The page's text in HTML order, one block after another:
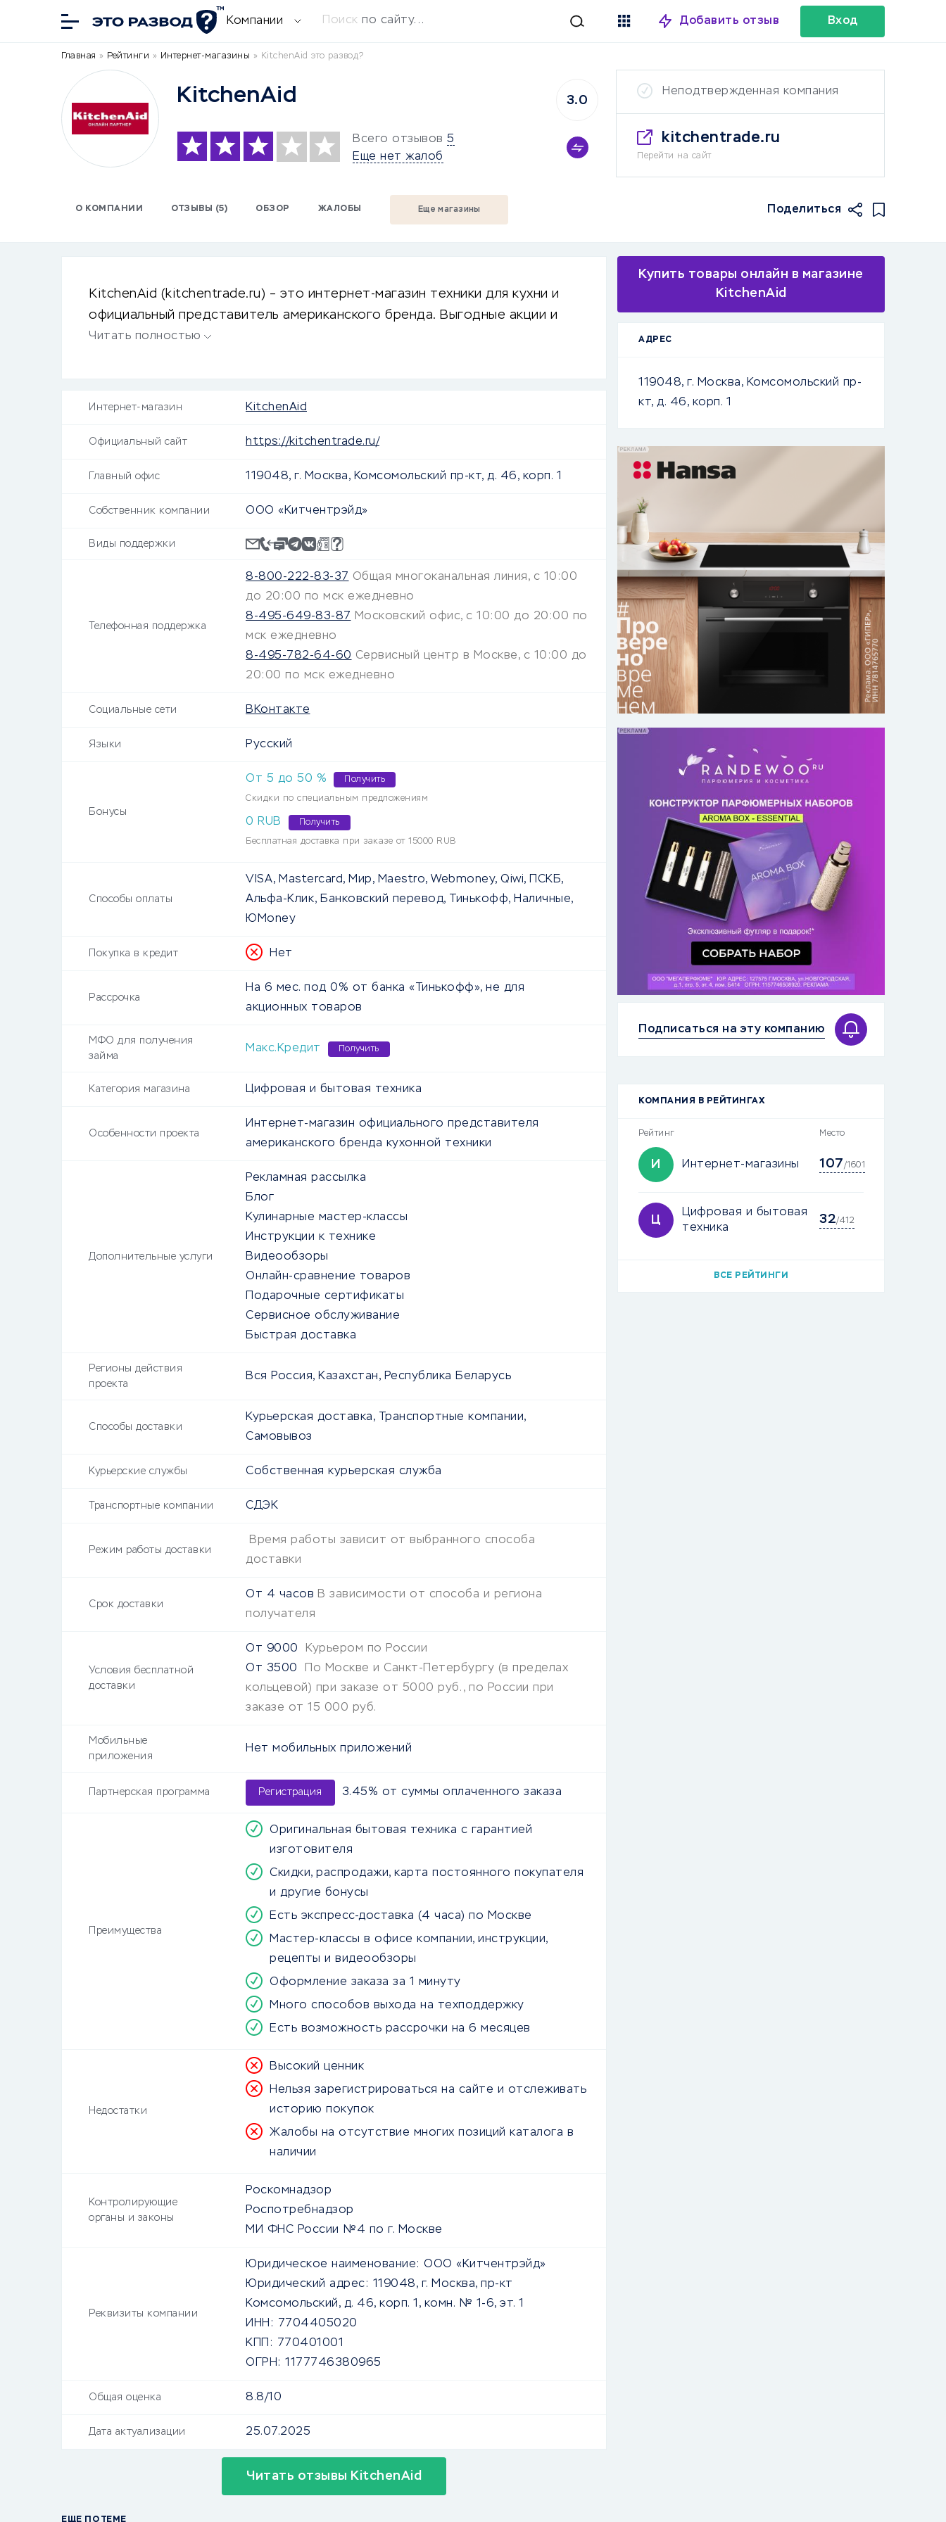
Компании Поиск по сайту... Добавить отзыв Вход
Главная » Рейтинги » Интернет-магазины » KitchenAid это развод?
KitchenAid
Всего отзывов 5
Еще нет жалоб
3.0
Неподтвержденная компания
kitchentrade.ru
Перейти на сайт
О КОМПАНИИ ОТЗЫВЫ (5) ОБЗОР ЖАЛОБЫ Еще магазины Поделиться
KitchenAid (kitchentrade.ru) – это интернет-магазин техники для кухни и
официальный представитель американского бренда. Выгодные акции и
большие скидки!
Читать полностью
Интернет-магазин KitchenAid
Официальный сайт https://kitchentrade.ru/
Главный офис 119048, г. Москва, Комсомольский пр-кт, д. 46, корп. 1
Собственник компании ООО «Китчентрэйд»
Виды поддержки
Телефонная поддержка
8-800-222-83-37 Общая многоканальная линия, с 10:00
до 20:00 по мск ежедневно
8-495-649-83-87 Московский офис, с 10:00 до 20:00 по
мск ежедневно
8-495-782-64-60 Сервисный центр в Москве, с 10:00 до
20:00 по мск ежедневно
Социальные сети ВКонтакте
Языки Русский
Бонусы
От 5 до 50 % Получить
Скидки по специальным предложениям
0 RUB Получить
Бесплатная доставка при заказе от 15000 RUB
Способы оплаты
VISA, Mastercard, Мир, Maestro, Webmoney, Qiwi, ПСКБ,
Альфа-Клик, Банковский перевод, Тинькофф, Наличные,
ЮMoney
Покупка в кредит Нет
Рассрочка
На 6 мес. под 0% от банка «Тинькофф», не для
акционных товаров
МФО для получения
займа
Макс.Кредит Получить
Категория магазина Цифровая и бытовая техника
Особенности проекта
Интернет-магазин официального представителя
американского бренда кухонной техники
Дополнительные услуги
Рекламная рассылка
Блог
Кулинарные мастер-классы
Инструкции к технике
Видеообзоры
Онлайн-сравнение товаров
Подарочные сертификаты
Сервисное обслуживание
Быстрая доставка
Регионы действия
проекта
Вся Россия, Казахстан, Республика Беларусь
Способы доставки
Курьерская доставка, Транспортные компании,
Самовывоз
Курьерские службы Собственная курьерская служба
Транспортные компании СДЭК
Режим работы доставки
Время работы зависит от выбранного способа
доставки
Срок доставки
От 4 часов В зависимости от способа и региона
получателя
Условия бесплатной
доставки
От 9000
Курьером по России
От 3500
По Москве и Санкт-Петербургу (в пределах
кольцевой) при заказе от 5000 руб., по России при
заказе от 15 000 руб.
Мобильные
приложения
Нет мобильных приложений
Партнерская программа Регистрация 3.45% от суммы оплаченного заказа
Преимущества
Оригинальная бытовая техника с гарантией
изготовителя
Скидки, распродажи, карта постоянного покупателя
и другие бонусы
Есть экспресс-доставка (4 часа) по Москве
Мастер-классы в офисе компании, инструкции,
рецепты и видеообзоры
Оформление заказа за 1 минуту
Много способов выхода на техподдержку
Есть возможность рассрочки на 6 месяцев
Недостатки
Высокий ценник
Нельзя зарегистрироваться на сайте и отслеживать
историю покупок
Жалобы на отсутствие многих позиций каталога в
наличии
Контролирующие
органы и законы
Роскомнадзор
Роспотребнадзор
МИ ФНС России №4 по г. Москве
Реквизиты компании
Юридическое наименование: ООО «Китчентрэйд»
Юридический адрес: 119048, г. Москва, пр-кт
Комсомольский, д. 46, корп. 1, комн. № 1-6, эт. 1
ИНН:
7704405020
КПП:
770401001
ОГРН: 1177746380965
Общая оценка 8.8/10
Дата актуализации 25.07.2025
Читать отзывы KitchenAid
ЕЩЕ ПО ТЕМЕ
Купить товары онлайн в магазине
KitchenAid
АДРЕС
119048, г. Москва, Комсомольский пр-
кт, д. 46, корп. 1
Подписаться на эту компанию
КОМПАНИЯ В РЕЙТИНГАХ
Рейтинг Место
И Интернет-магазины 107/1601
Ц
Цифровая и бытовая
техника
32/412
ВСЕ РЕЙТИНГИ